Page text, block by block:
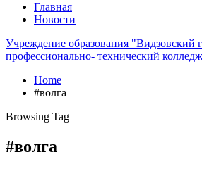
Главная
Новости
Учреждение образования "Видзовский
профессионально- технический
Home
#волга
Browsing Tag
#волга